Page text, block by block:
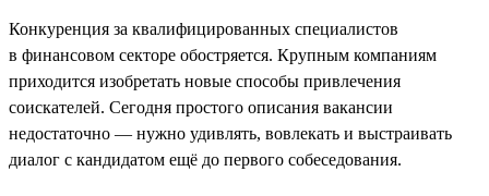
Конкуренция за квалифицированных специалистов
в финансовом секторе обостряется. Крупным компаниям
приходится изобретать новые способы привлечения
соискателей. Сегодня простого описания вакансии
недостаточно — нужно удивлять, вовлекать и выстраивать
диалог с кандидатом ещё до первого собеседования.